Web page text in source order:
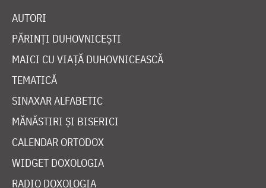
AUTORI
PĂRINȚI DUHOVNICEȘTI
MAICI CU VIAȚĂ DUHOVNICEASCĂ
TEMATICĂ
SINAXAR ALFABETIC
MĂNĂSTIRI ȘI BISERICI
CALENDAR ORTODOX
WIDGET DOXOLOGIA
RADIO DOXOLOGIA